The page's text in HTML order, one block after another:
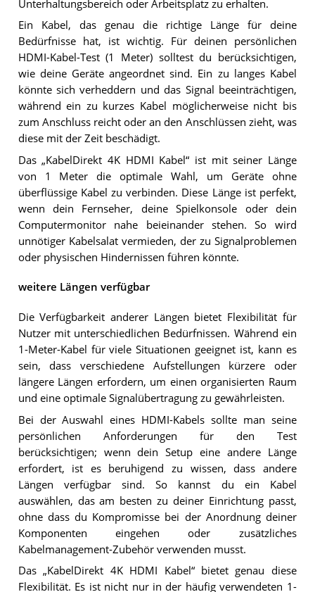
Unterhaltungsbereich oder Arbeitsplatz zu erhalten.
Ein Kabel, das genau die richtige Länge für deine
Bedürfnisse hat, ist wichtig. Für deinen persönlichen
HDMI-Kabel-Test (1 Meter) solltest du berücksichtigen,
wie deine Geräte angeordnet sind. Ein zu langes Kabel
könnte sich verheddern und das Signal beeinträchtigen,
während ein zu kurzes Kabel möglicherweise nicht bis
zum Anschluss reicht oder an den Anschlüssen zieht, was
diese mit der Zeit beschädigt.
Das „KabelDirekt 4K HDMI Kabel“ ist mit seiner Länge
von 1 Meter die optimale Wahl, um Geräte ohne
überflüssige Kabel zu verbinden. Diese Länge ist perfekt,
wenn dein Fernseher, deine Spielkonsole oder dein
Computermonitor nahe beieinander stehen. So wird
unnötiger Kabelsalat vermieden, der zu Signalproblemen
oder physischen Hindernissen führen könnte.
weitere Längen verfügbar
Die Verfügbarkeit anderer Längen bietet Flexibilität für
Nutzer mit unterschiedlichen Bedürfnissen. Während ein
1-Meter-Kabel für viele Situationen geeignet ist, kann es
sein, dass verschiedene Aufstellungen kürzere oder
längere Längen erfordern, um einen organisierten Raum
und eine optimale Signalübertragung zu gewährleisten.
Bei der Auswahl eines HDMI-Kabels sollte man seine
persönlichen Anforderungen für den Test
berücksichtigen; wenn dein Setup eine andere Länge
erfordert, ist es beruhigend zu wissen, dass andere
Längen verfügbar sind. So kannst du ein Kabel
auswählen, das am besten zu deiner Einrichtung passt,
ohne dass du Kompromisse bei der Anordnung deiner
Komponenten eingehen oder zusätzliches
Kabelmanagement-Zubehör verwenden musst.
Das „KabelDirekt 4K HDMI Kabel“ bietet genau diese
Flexibilität. Es ist nicht nur in der häufig verwendeten 1-